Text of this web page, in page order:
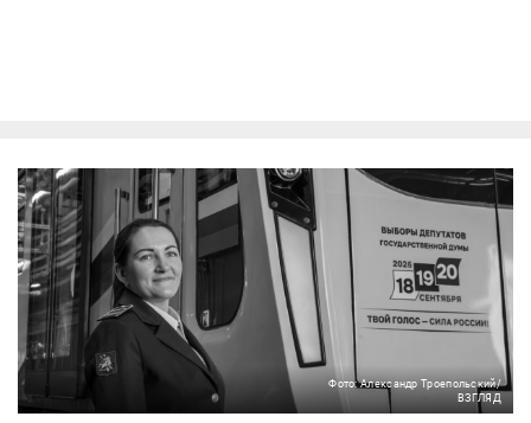
Фото: Александр Троепольский/
ВЗГЛЯД